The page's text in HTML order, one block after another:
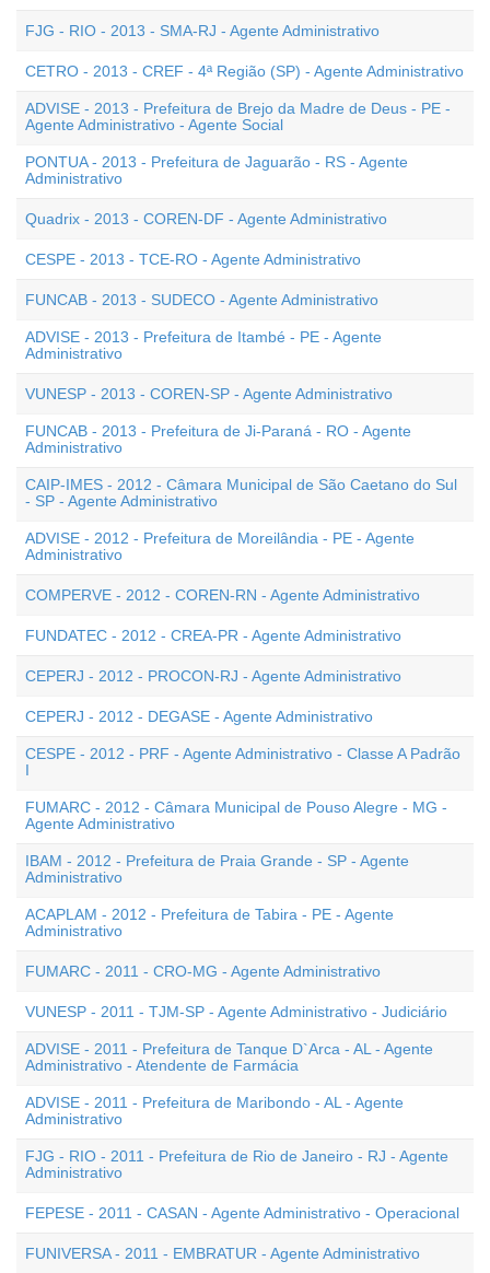
FJG - RIO - 2013 - SMA-RJ - Agente Administrativo
CETRO - 2013 - CREF - 4ª Região (SP) - Agente Administrativo
ADVISE - 2013 - Prefeitura de Brejo da Madre de Deus - PE -
Agente Administrativo - Agente Social
PONTUA - 2013 - Prefeitura de Jaguarão - RS - Agente
Administrativo
Quadrix - 2013 - COREN-DF - Agente Administrativo
CESPE - 2013 - TCE-RO - Agente Administrativo
FUNCAB - 2013 - SUDECO - Agente Administrativo
ADVISE - 2013 - Prefeitura de Itambé - PE - Agente
Administrativo
VUNESP - 2013 - COREN-SP - Agente Administrativo
FUNCAB - 2013 - Prefeitura de Ji-Paraná - RO - Agente
Administrativo
CAIP-IMES - 2012 - Câmara Municipal de São Caetano do Sul
- SP - Agente Administrativo
ADVISE - 2012 - Prefeitura de Moreilândia - PE - Agente
Administrativo
COMPERVE - 2012 - COREN-RN - Agente Administrativo
FUNDATEC - 2012 - CREA-PR - Agente Administrativo
CEPERJ - 2012 - PROCON-RJ - Agente Administrativo
CEPERJ - 2012 - DEGASE - Agente Administrativo
CESPE - 2012 - PRF - Agente Administrativo - Classe A Padrão
I
FUMARC - 2012 - Câmara Municipal de Pouso Alegre - MG -
Agente Administrativo
IBAM - 2012 - Prefeitura de Praia Grande - SP - Agente
Administrativo
ACAPLAM - 2012 - Prefeitura de Tabira - PE - Agente
Administrativo
FUMARC - 2011 - CRO-MG - Agente Administrativo
VUNESP - 2011 - TJM-SP - Agente Administrativo - Judiciário
ADVISE - 2011 - Prefeitura de Tanque D`Arca - AL - Agente
Administrativo - Atendente de Farmácia
ADVISE - 2011 - Prefeitura de Maribondo - AL - Agente
Administrativo
FJG - RIO - 2011 - Prefeitura de Rio de Janeiro - RJ - Agente
Administrativo
FEPESE - 2011 - CASAN - Agente Administrativo - Operacional
FUNIVERSA - 2011 - EMBRATUR - Agente Administrativo